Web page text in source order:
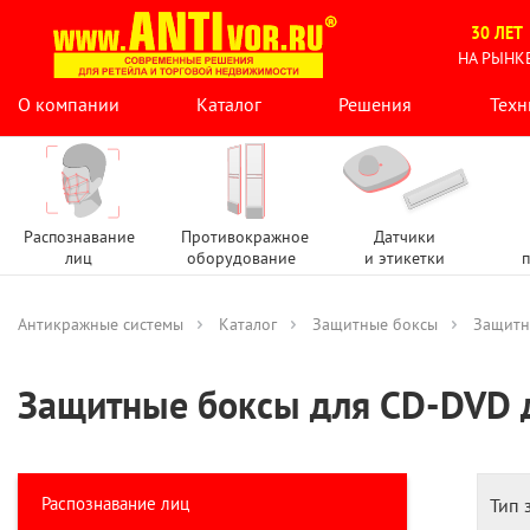
30 ЛЕТ
НА
О компании
Каталог Решения
Распознавание
лиц
Противокражное
оборудование
Датчики
и этикетки
Антикражные системы Каталог Защитные боксы
Защитные боксы для CD-DVD
Распознавание лиц Тип